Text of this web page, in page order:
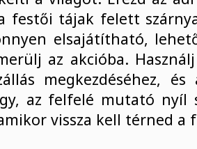
festői tájak felett
elsajátítható,
az akcióba.
megkezdéséhez,
az felfelé mutató nyíl
vissza kell térned a